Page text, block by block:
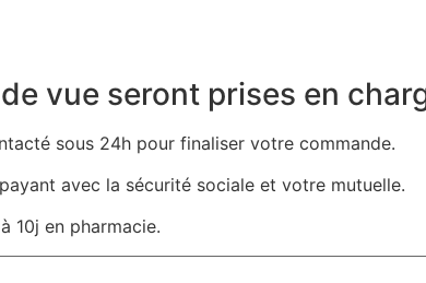
vue seront prises en
sous 24h pour finaliser votre commande.
avec la sécurité sociale et votre mutuelle.
10j en pharmacie.